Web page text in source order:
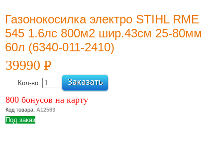
Новости и
акции
12 Июля 2022
Какой триммер
выбрать,
электрический
или бензиновый
Подробнее
04 Июля 2022
Виды,
Газонокосилка электро STIHL RME
545 1.6лс 800м2 шир.43см 25-80мм
60л (6340-011-2410)
39990 PУБ.
Кол-во:
800 бонусов на карту
Код товара: А12563
Под заказ